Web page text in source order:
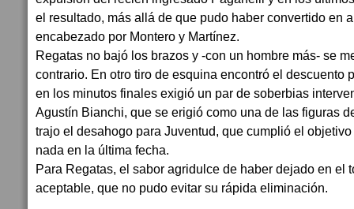
el resultado, más allá de que pudo haber convertido en
encabezado por Montero y Martínez.
Regatas no bajó los brazos y -con un hombre más- se
contrario. En otro tiro de esquina encontró el descuento
en los minutos finales exigió un par de soberbias
Agustín Bianchi, que se erigió como una de las figuras
trajo el desahogo para Juventud, que cumplió el
nada en la última fecha.
Para Regatas, el sabor agridulce de haber dejado en el
aceptable, que no pudo evitar su rápida eliminación.